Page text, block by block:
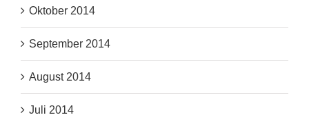
Oktober 2014
September 2014
August 2014
Juli 2014